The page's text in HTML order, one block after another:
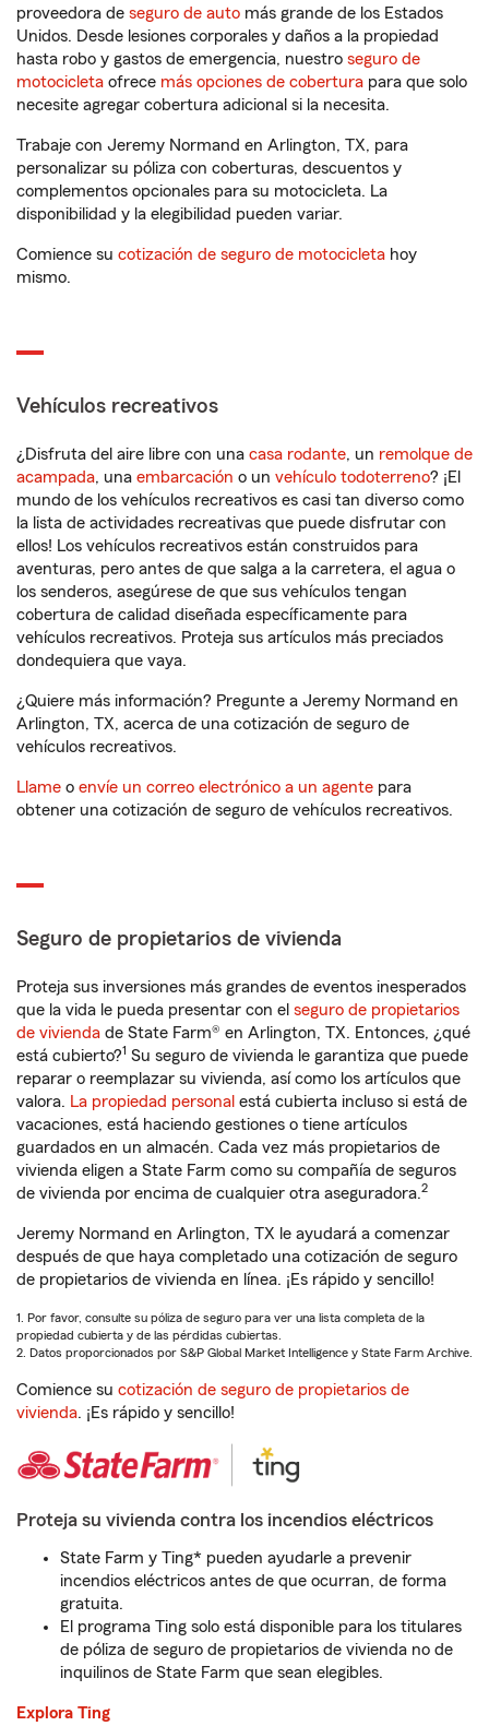
proveedora de seguro de auto más grande de los Estados
Unidos. Desde lesiones corporales y daños a la propiedad
hasta robo y gastos de emergencia, nuestro seguro de
motocicleta ofrece más opciones de cobertura para que solo
necesite agregar cobertura adicional si la necesita.
Trabaje con Jeremy Normand en Arlington, TX, para
personalizar su póliza con coberturas, descuentos y
complementos opcionales para su motocicleta. La
disponibilidad y la elegibilidad pueden variar.
Comience su cotización de seguro de motocicleta hoy
mismo.
Vehículos recreativos
¿Disfruta del aire libre con una casa rodante, un remolque de
acampada, una embarcación o un vehículo todoterreno? ¡El
mundo de los vehículos recreativos es casi tan diverso como
la lista de actividades recreativas que puede disfrutar con
ellos! Los vehículos recreativos están construidos para
aventuras, pero antes de que salga a la carretera, el agua o
los senderos, asegúrese de que sus vehículos tengan
cobertura de calidad diseñada específicamente para
vehículos recreativos. Proteja sus artículos más preciados
dondequiera que vaya.
¿Quiere más información? Pregunte a Jeremy Normand en
Arlington, TX, acerca de una cotización de seguro de
vehículos recreativos.
Llame o envíe un correo electrónico a un agente para
obtener una cotización de seguro de vehículos recreativos.
Seguro de propietarios de vivienda
Proteja sus inversiones más grandes de eventos inesperados
que la vida le pueda presentar con el seguro de propietarios
de vivienda de State Farm® en Arlington, TX. Entonces, ¿qué
está cubierto?1 Su seguro de vivienda le garantiza que puede
reparar o reemplazar su vivienda, así como los artículos que
valora. La propiedad personal está cubierta incluso si está de
vacaciones, está haciendo gestiones o tiene artículos
guardados en un almacén. Cada vez más propietarios de
vivienda eligen a State Farm como su compañía de seguros
de vivienda por encima de cualquier otra aseguradora.2
Jeremy Normand en Arlington, TX le ayudará a comenzar
después de que haya completado una cotización de seguro
de propietarios de vivienda en línea. ¡Es rápido y sencillo!
1. Por favor, consulte su póliza de seguro para ver una lista completa de la
propiedad cubierta y de las pérdidas cubiertas.
2. Datos proporcionados por S&P Global Market Intelligence y State Farm Archive.
Comience su cotización de seguro de propietarios de
vivienda. ¡Es rápido y sencillo!
Proteja su vivienda contra los incendios eléctricos
State Farm y Ting* pueden ayudarle a prevenir
incendios eléctricos antes de que ocurran, de forma
gratuita.
El programa Ting solo está disponible para los titulares
de póliza de seguro de propietarios de vivienda no de
inquilinos de State Farm que sean elegibles.
Explora Ting